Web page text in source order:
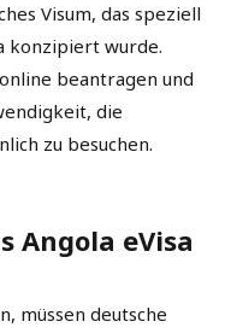
Visum, das speziell
konzipiert wurde.
beantragen und
die
zu besuchen.
Angola eVisa
müssen deutsche